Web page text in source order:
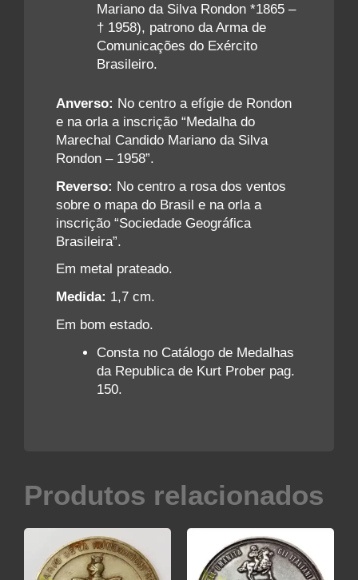
Mariano da Silva Rondon *1865 –
† 1958), patrono da Arma de
Comunicações do Exército
Brasileiro.
Anverso: No centro a efígie de Rondon
e na orla a inscrição “Medalha do
Marechal Candido Mariano da Silva
Rondon – 1958”.
Reverso: No centro a rosa dos ventos
sobre o mapa do Brasil e na orla a
inscrição “Sociedade Geográfica
Brasileira”.
Em metal prateado.
Medida: 1,7 cm.
Em bom estado.
Consta no Catálogo de Medalhas
da Republica de Kurt Prober pag.
150.
Produtos relacionados